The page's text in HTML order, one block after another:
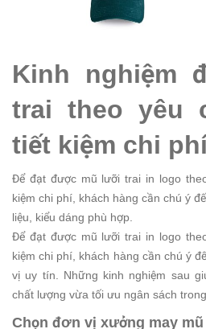
Kinh nghiệm
trai theo yêu
tiết kiệm chi
Để đạt được mũ lưỡi trai in logo
kiệm chi phí, khách hàng cần chú ý
liệu, kiểu dáng phù hợp.
Để đạt được mũ lưỡi trai in logo
kiệm chi phí, khách hàng cần chú ý
vị uy tín. Những kinh nghiệm sau
chất lượng vừa tối ưu ngân sách
Chọn đơn vị xưởng may